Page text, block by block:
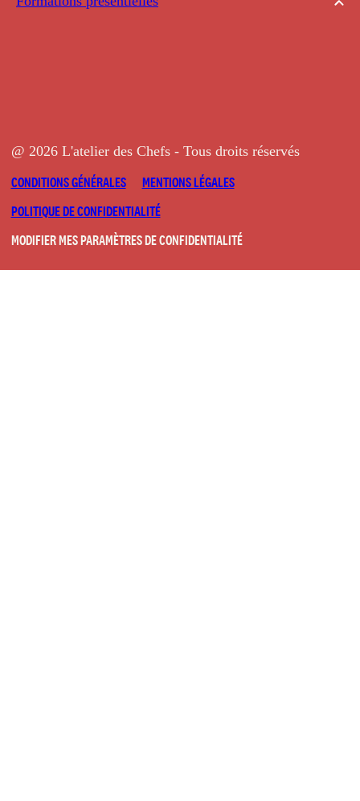
@ 2026 L'atelier des Chefs - Tous droits réservés
CONDITIONS GÉNÉRALES
MENTIONS LÉGALES
POLITIQUE DE CONFIDENTIALITÉ
MODIFIER MES PARAMÈTRES DE CONFIDENTIALITÉ